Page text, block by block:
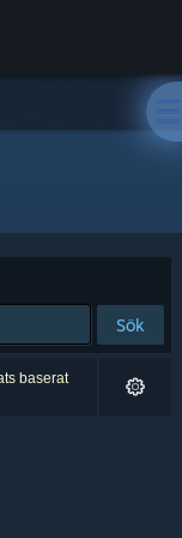
Sök
baserat